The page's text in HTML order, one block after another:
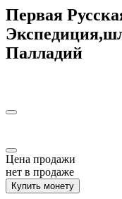
Первая
Палладий
Цена продажи
нет в продаже
Купить монету